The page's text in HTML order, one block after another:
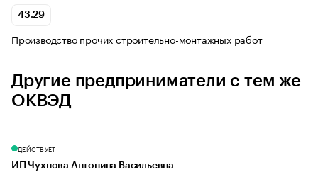
43.29
Производство прочих строительно-монтажных работ
Другие предприниматели с тем же
ОКВЭД
ДЕЙСТВУЕТ
ИП Чухнова Антонина Васильевна